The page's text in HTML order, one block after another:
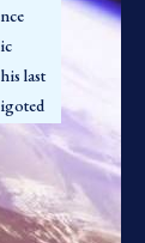
que
estes
para
last